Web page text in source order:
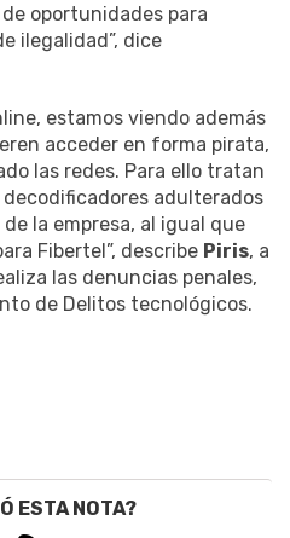
oportunidades para
ilegalidad”, dice
estamos viendo además
acceder en forma pirata,
las redes. Para ello tratan
adulterados
la empresa, al igual que
Fibertel”, describe Piris, a
las denuncias penales,
de Delitos tecnológicos.
ESTA NOTA?